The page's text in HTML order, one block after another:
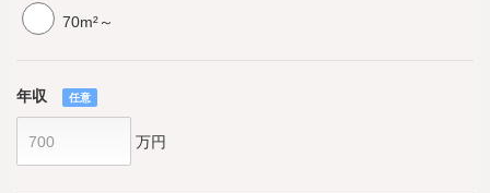
70m²～
年収 任意
万円